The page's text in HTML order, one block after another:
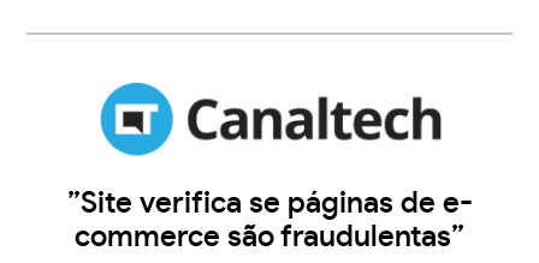
”Site verifica se páginas de e-
commerce são fraudulentas”